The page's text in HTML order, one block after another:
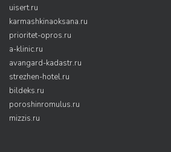
uisert.ru
karmashkinaoksana.ru
prioritet-opros.ru
a-klinic.ru
avangard-kadastr.ru
strezhen-hotel.ru
bildeks.ru
poroshinromulus.ru
mizzis.ru